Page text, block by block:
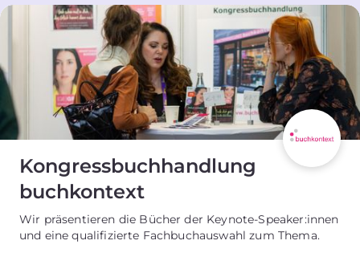
Kongressbuchhandlung
buchkontext
Wir präsentieren die Bücher der Keynote-Speaker:innen
und eine qualifizierte Fachbuchauswahl zum Thema.